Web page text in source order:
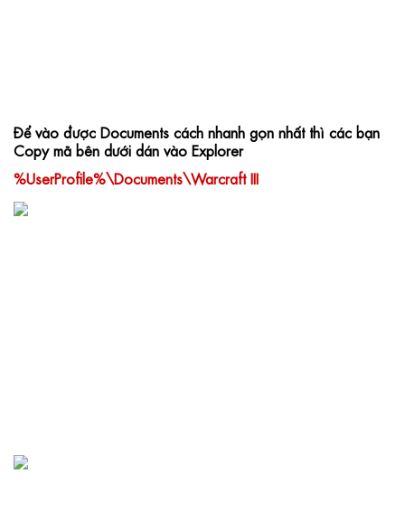
Để vào được Documents cách nhanh gọn nhất thì các bạn
Copy mã bên dưới dán vào Explorer
%UserProfile%\Documents\Warcraft III